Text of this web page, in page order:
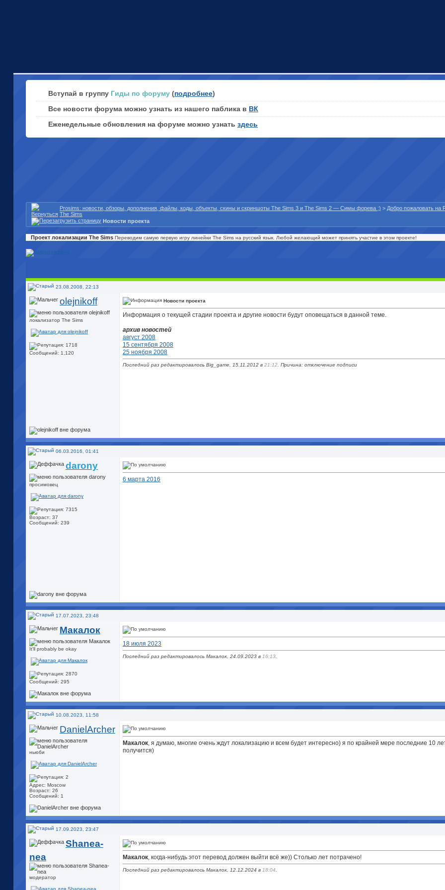
Вступай в группу Гиды по форуму (подробнее)
Все новости форума можно узнать из нашего паблика в ВК
Еженедельные обновления на форуме можно узнать здесь
Prosims: новости, обзоры, дополнения, файлы, коды, объекты, скины и скриншоты The Sims 3 и The Sims 2 — Симы форева ;) > Добро пожаловать на
The Sims
Новости проекта
Проект локализации The Sims Переводим самую первую игру линейки The Sims на русский язык. Любой желающий может принять участие в этом проекте!
23.08.2008, 22:13
olejnikoff
локализатор The Sims
Сообщений: 1,120
Новости проекта
Информация о текущей стадии проекта и другие новости будут оповещаться в данной теме.
архив новостей
август 2008
15 сентября 2008
25 ноября 2008
Последний раз редактировалось Big_game, 15.11.2012 в 21:12 . Причина: отключение подписи
06.03.2016, 01:41
darony
просимовец
Возраст: 37
Сообщений: 239
6 марта 2016
17.07.2023, 23:48
Макалок
It'll probably be okay
Сообщений: 295
18 июля 2023
Последний раз редактировалось Макалок, 24.09.2023 в 16:13
10.08.2023, 11:58
DanielArcher
ньюби
Адрес: Moscow
Возраст: 26
Сообщений: 1
Макалок, я думаю, многие очень ждут локализацию и всем будет интересно) я по крайней мере последние 10
получится)
17.09.2023, 23:47
Shanea-
nea
модератор
Макалок, когда-нибудь этот перевод должен выйти всё же)) Столько лет потрачено!
Последний раз редактировалось Макалок, 12.12.2024 в 18:04